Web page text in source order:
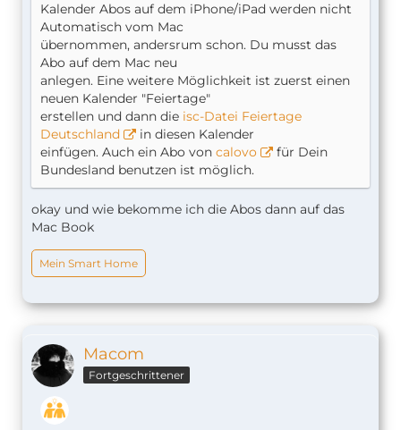
Kalender Abos auf dem iPhone/iPad werden nicht
Automatisch vom Mac
übernommen, andersrum schon. Du musst das
Abo auf dem Mac neu
anlegen. Eine weitere Möglichkeit ist zuerst einen
neuen Kalender "Feiertage"
erstellen und dann die isc-Datei Feiertage
Deutschland
in diesen Kalender
einfügen. Auch ein Abo von calovo
für Dein
Bundesland benutzen ist möglich.
okay und wie bekomme ich die Abos dann auf das
Mac Book
Mein Smart Home
Macom
Fortgeschrittener